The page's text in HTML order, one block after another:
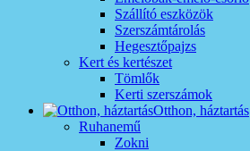
Szállító eszközök
Szerszámtárolás
Hegesztőpajzs
Kert és kertészet
Tömlők
Kerti szerszámok
Otthon, háztartás
Ruhanemű
Zokni